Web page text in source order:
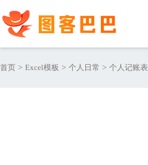
首页 > Excel模板 > 个人日常 > 个人记账表